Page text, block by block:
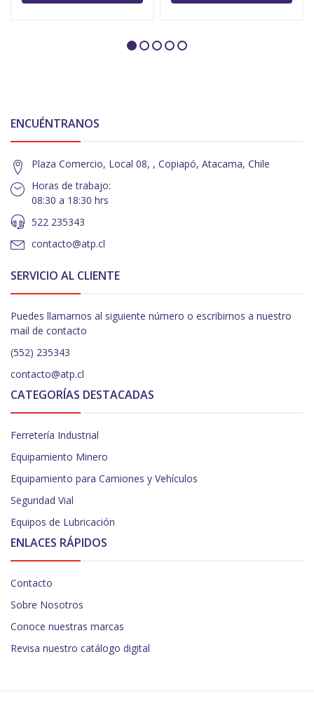
ENCUÉNTRANOS
Plaza Comercio, Local 08, , Copiapó, Atacama, Chile
Horas de trabajo:
08:30 a 18:30 hrs
522 235343
contacto@atp.cl
SERVICIO AL CLIENTE
Puedes llamarnos al siguiente número o escribirnos a nuestro
mail de contacto
(552) 235343
contacto@atp.cl
CATEGORÍAS DESTACADAS
Ferretería Industrial
Equipamiento Minero
Equipamiento para Camiones y Vehículos
Seguridad Vial
Equipos de Lubricación
ENLACES RÁPIDOS
Contacto
Sobre Nosotros
Conoce nuestras marcas
Revisa nuestro catálogo digital